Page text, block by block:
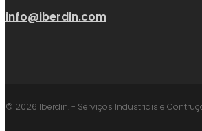
info@iberdin.com
© 2026 Iberdin. - Serviços Industriais e